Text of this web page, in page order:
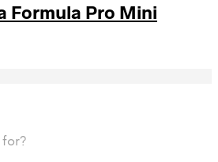
Formula Pro Mini
for?